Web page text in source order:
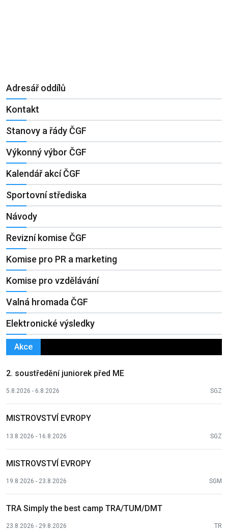
Adresář oddílů
Kontakt
Stanovy a řády ČGF
Výkonný výbor ČGF
Kalendář akcí ČGF
Sportovní střediska
Návody
Revizní komise ČGF
Komise pro PR a marketing
Komise pro vzdělávání
Valná hromada ČGF
Elektronické výsledky
Akce
2. soustředění juniorek před ME
5.8.2026 - 6.8.2026 SGZ
MISTROVSTVÍ EVROPY
13.8.2026 - 16.8.2026 SGZ
MISTROVSTVÍ EVROPY
19.8.2026 - 23.8.2026 SGM
TRA Simply the best camp TRA/TUM/DMT
23.8.2026 - 29.8.2026 TR